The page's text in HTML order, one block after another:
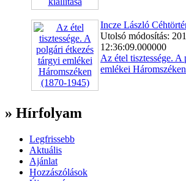
Incze László
Utolsó módosítás:
12:36:09.000000
Az étel tisztessége.
emlékei
» Hírfolyam
Legfrissebb
Aktuális
Ajánlat
Hozzászólások